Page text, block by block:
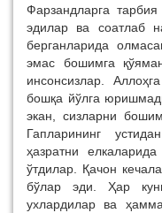
Фарзандларга
эдилар ва соатлаб
берганларида
эмас бошимга
инсонсизлар.
бошқа йўлга
экан, сизларни
Гапларининг
ҳазратни
ўтдилар. Қачон
бўлар эди. Ҳар
ухлардилар ва